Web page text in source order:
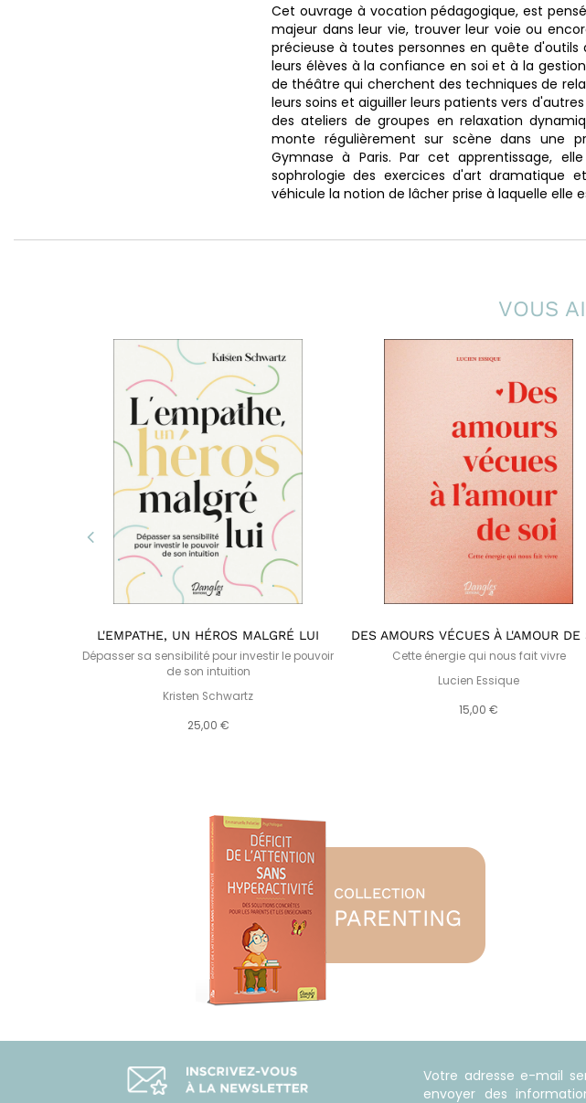
Cet ouvrage à vocation pédagogique, est
majeur dans leur vie, trouver leur voie ou
précieuse à toutes personnes en quête
leurs élèves à la confiance en soi et à la
de théâtre qui cherchent des techniques de
leurs soins et aiguiller leurs patients vers
des ateliers de groupes en relaxation
monte régulièrement sur scène dans une
Gymnase à Paris. Par cet apprentissage,
sophrologie des exercices d'art dramatique
véhicule la notion de lâcher prise à laquelle elle
VOUS
L'EMPATHE, UN HÉROS MALGRÉ LUI
Dépasser sa sensibilité pour investir le pouvoir
de son intuition
Kristen Schwartz
25,00 €
DES AMOURS VÉCUES À L'AMOUR DE
Cette énergie qui nous fait vivre
Lucien Essique
15,00 €
Votre adresse e-mail
envoyer des